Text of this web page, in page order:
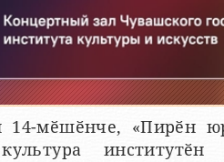
14-мӗшӗнче, «Пирӗн
институтӗн